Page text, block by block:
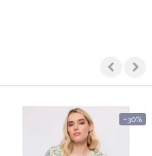
-30%